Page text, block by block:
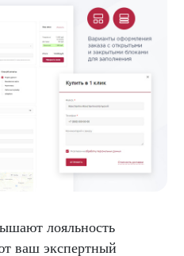
лояльность
ваш экспертный